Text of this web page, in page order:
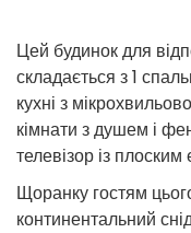
Цей будинок для
складається з 1
кухні з
кімнати з душем і
телевізор із
Щоранку гостям
континентальний